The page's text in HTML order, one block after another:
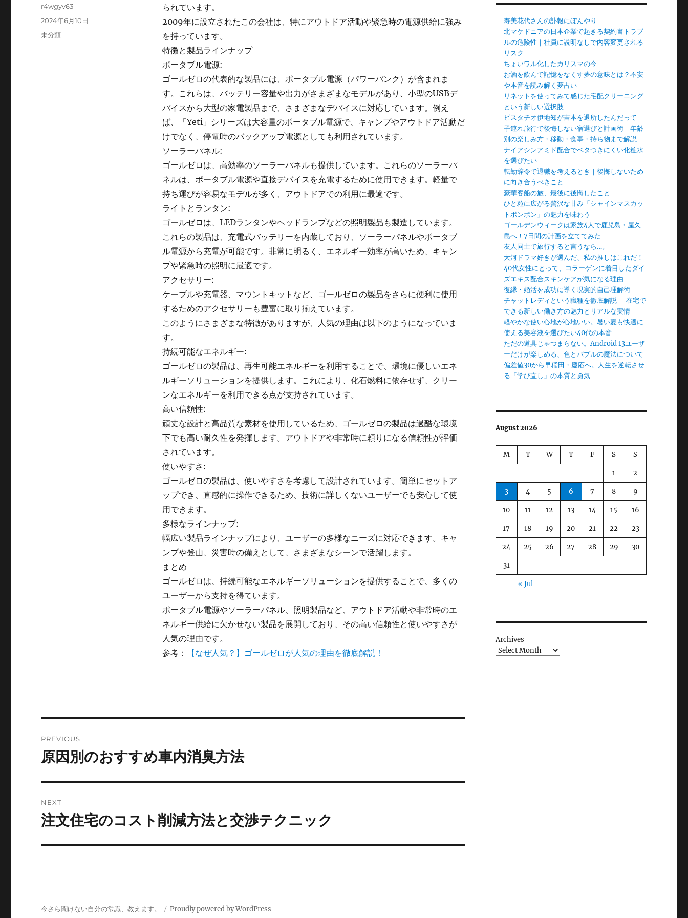
られています。
2009年に設立されたこの会社は、特にアウトドア活動や緊急時の電源供給に強み
を持っています。
特徴と製品ラインナップ
ポータブル電源:
ゴールゼロの代表的な製品には、ポータブル電源（パワーバンク）が含まれま
す。これらは、バッテリー容量や出力がさまざまなモデルがあり、小型のUSBデ
バイスから大型の家電製品まで、さまざまなデバイスに対応しています。例え
ば、「Yeti」シリーズは大容量のポータブル電源で、キャンプやアウトドア活動だ
けでなく、停電時のバックアップ電源としても利用されています。
ソーラーパネル:
ゴールゼロは、高効率のソーラーパネルも提供しています。これらのソーラーパ
ネルは、ポータブル電源や直接デバイスを充電するために使用できます。軽量で
持ち運びが容易なモデルが多く、アウトドアでの利用に最適です。
ライトとランタン:
ゴールゼロは、LEDランタンやヘッドランプなどの照明製品も製造しています。
これらの製品は、充電式バッテリーを内蔵しており、ソーラーパネルやポータブ
ル電源から充電が可能です。非常に明るく、エネルギー効率が高いため、キャン
プや緊急時の照明に最適です。
アクセサリー:
ケーブルや充電器、マウントキットなど、ゴールゼロの製品をさらに便利に使用
するためのアクセサリーも豊富に取り揃えています。
このようにさまざまな特徴がありますが、人気の理由は以下のようになっていま
す。
持続可能なエネルギー:
ゴールゼロの製品は、再生可能エネルギーを利用することで、環境に優しいエネ
ルギーソリューションを提供します。これにより、化石燃料に依存せず、クリー
ンなエネルギーを利用できる点が支持されています。
高い信頼性:
頑丈な設計と高品質な素材を使用しているため、ゴールゼロの製品は過酷な環境
下でも高い耐久性を発揮します。アウトドアや非常時に頼りになる信頼性が評価
されています。
使いやすさ:
ゴールゼロの製品は、使いやすさを考慮して設計されています。簡単にセットア
ップでき、直感的に操作できるため、技術に詳しくないユーザーでも安心して使
用できます。
多様なラインナップ:
幅広い製品ラインナップにより、ユーザーの多様なニーズに対応できます。キャ
ンプや登山、災害時の備えとして、さまざまなシーンで活躍します。
まとめ
ゴールゼロは、持続可能なエネルギーソリューションを提供することで、多くの
ユーザーから支持を得ています。
ポータブル電源やソーラーパネル、照明製品など、アウトドア活動や非常時のエ
ネルギー供給に欠かせない製品を展開しており、その高い信頼性と使いやすさが
人気の理由です。
参考：
【なぜ人気？】ゴールゼロが人気の理由を徹底解説！
Author
r4wgyv63
Posted
on
2024年6月10日
Categories
未分類
navigation
PREVIOUS
Previous
原因別のおすすめ車内消臭方法
NEXT
Next
注文住宅のコスト削減方法と交渉テクニック
寿美花代さんの訃報にぼんやり
北マケドニアの日本企業で起きる契約書トラブ
ルの危険性｜社員に説明なしで内容変更される
リスク
ちょいワル化したカリスマの今
お酒を飲んで記憶をなくす夢の意味とは？不安
や本音を読み解く夢占い
リネットを使ってみて感じた宅配クリーニング
という新しい選択肢
ピスタチオ伊地知が吉本を退所したんだって
子連れ旅行で後悔しない宿選びと計画術｜年齢
別の楽しみ方・移動・食事・持ち物まで解説
ナイアシンアミド配合でベタつきにくい化粧水
を選びたい
転勤辞令で退職を考えるとき｜後悔しないため
に向き合うべきこと
豪華客船の旅、最後に後悔したこと
ひと粒に広がる贅沢な甘み「シャインマスカッ
トボンボン」の魅力を味わう
ゴールデンウィークは家族4人で鹿児島・屋久
島へ！7日間の計画を立ててみた
友人同士で旅行すると言うなら…。
大河ドラマ好きが選んだ、私の推しはこれだ！
40代女性にとって、コラーゲンに着目したダイ
ズエキス配合スキンケアが気になる理由
復縁・婚活を成功に導く現実的自己理解術
チャットレディという職種を徹底解説──在宅で
できる新しい働き方の魅力とリアルな実情
軽やかな使い心地が心地いい。暑い夏も快適に
使える美容液を選びたい40代の本音
ただの道具じゃつまらない。Android 13ユーザ
ーだけが楽しめる、色とバブルの魔法について
偏差値30から早稲田・慶応へ。人生を逆転させ
る「学び直し」の本質と勇気
August 2026
M T W T F S S
1 2
3 4 5 6 7 8 9
10 11 12 13 14 15 16
17 18 19 20 21 22 23
24 25 26 27 28 29 30
31
« Jul
Archives
今さら聞けない自分の常識、教えます。 Proudly powered by WordPress